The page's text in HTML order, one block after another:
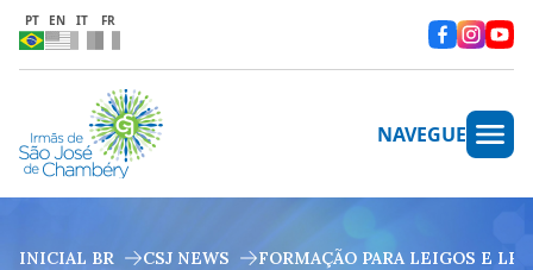
PT EN IT FR
NAVEGUE
INICIAL BR CSJ NEWS FORMAÇÃO PARA LEIGOS E